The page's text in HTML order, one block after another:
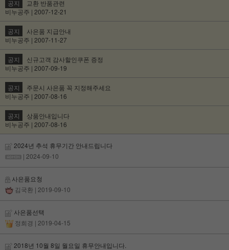
공지
교환 반품관련
비누공주 | 2007-12-21
공지
사은품 지급안내
비누공주 | 2007-11-27
공지
신규고객 감사할인쿠폰 증정
비누공주 | 2007-09-19
공지
주문시 사은품 꼭 지정해주세요
비누공주 | 2007-08-16
공지
상품안내입니다
비누공주 | 2007-08-16
2024년 추석 휴무기간 안내드립니다
| 2024-09-10
사은품요청
김국환 | 2019-09-10
사은품선택
정희경 | 2019-04-15
2018년 10월 8일 월요일 휴무안내입니다.